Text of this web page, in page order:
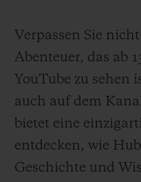
Verpassen Sie
Abenteuer, das ab
YouTube zu sehen
auch auf dem
bietet eine
entdecken, wie
Geschichte und